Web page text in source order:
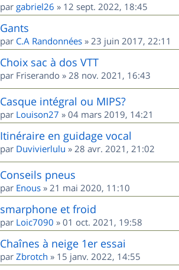
par gabriel26 » 12 sept. 2022, 18:45
Gants
par C.A Randonnées » 23 juin 2017, 22:11
Choix sac à dos VTT
par Friserando » 28 nov. 2021, 16:43
Casque intégral ou MIPS?
par Louison27 » 04 mars 2019, 14:21
Itinéraire en guidage vocal
par Duvivierlulu » 28 avr. 2021, 21:02
Conseils pneus
par Enous » 21 mai 2020, 11:10
smarphone et froid
par Loic7090 » 01 oct. 2021, 19:58
Chaînes à neige 1er essai
par Zbrotch » 15 janv. 2022, 14:55